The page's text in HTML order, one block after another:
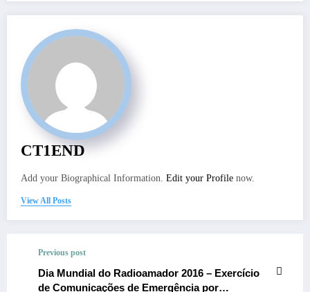
CT1END
Add your Biographical Information. Edit your Profile now.
View All Posts
Previous post
Dia Mundial do Radioamador 2016 – Exercício
de Comunicações de Emergência por